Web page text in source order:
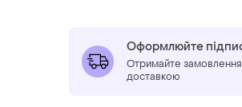
Оформлюйте
Отримайте
доставкою